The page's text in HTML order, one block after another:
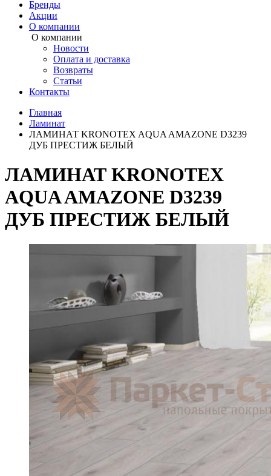
Бренды
Акции
О компании
О компании
Новости
Оплата и доставка
Возвраты
Статьи
Контакты
Главная
Ламинат
ЛАМИНАТ KRONOTEX AQUA AMAZONE D3239
ДУБ ПРЕСТИЖ БЕЛЫЙ
ЛАМИНАТ KRONOTEX
AQUA AMAZONE D3239
ДУБ ПРЕСТИЖ БЕЛЫЙ